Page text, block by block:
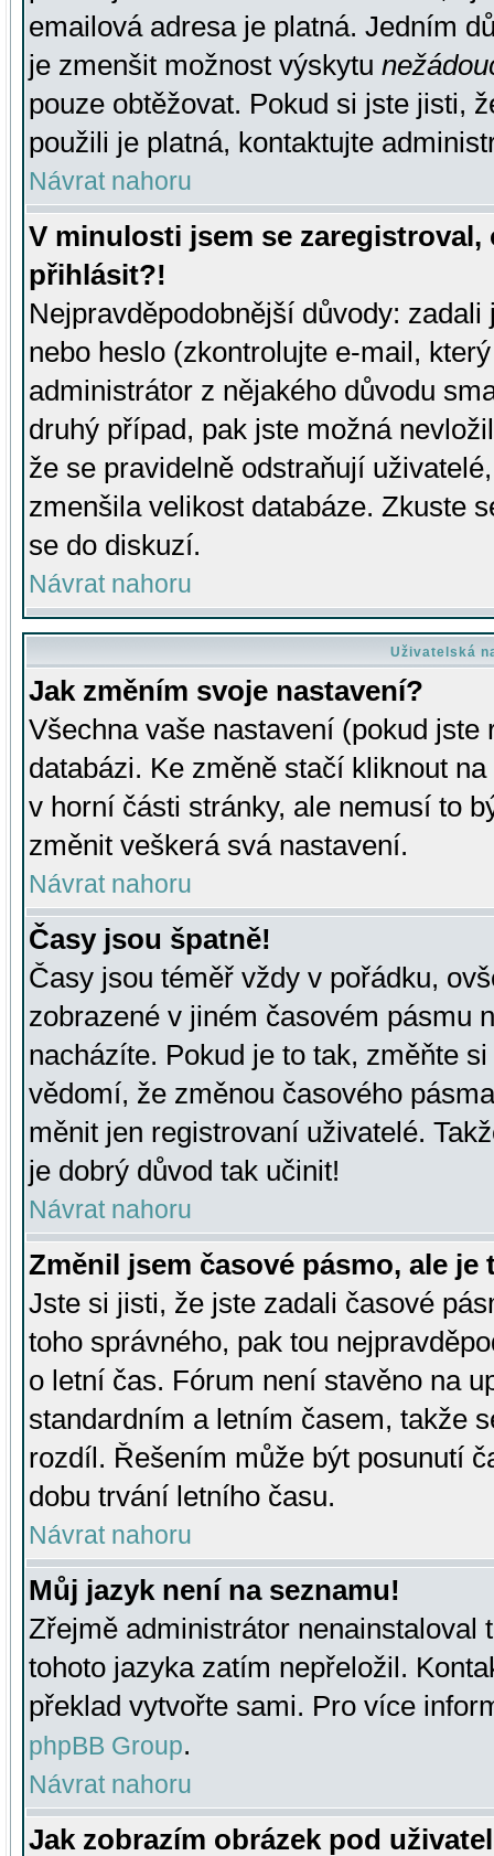
emailová adresa je platná. Jedním
je zmenšit možnost výskytu
pouze obtěžovat. Pokud si jste jisti,
použili je platná, kontaktujte
Návrat nahoru
V minulosti jsem se
přihlásit?!
Nejpravděpodobnější důvody:
nebo heslo (zkontrolujte e-mail,
administrátor z nějakého důvodu
druhý případ, pak jste možná
že se pravidelně odstraňují
zmenšila velikost databáze. Zkuste
se do diskuzí.
Návrat nahoru
Uživatelská
Jak změním svoje nastavení?
Všechna vaše nastavení (pokud
databázi. Ke změně stačí kliknout
v horní části stránky, ale nemusí to
změnit veškerá svá nastavení.
Návrat nahoru
Časy jsou špatně!
Časy jsou téměř vždy v pořádku,
zobrazené v jiném časovém pásmu
nacházíte. Pokud je to tak, změňte
vědomí, že změnou časového
měnit jen registrovaní uživatelé.
je dobrý důvod tak učinit!
Návrat nahoru
Změnil jsem časové pásmo, ale je
Jste si jisti, že jste zadali časové
toho správného, pak tou
o letní čas. Fórum není stavěno na
standardním a letním časem, takže
rozdíl. Řešením může být posunutí
dobu trvání letního času.
Návrat nahoru
Můj jazyk není na seznamu!
Zřejmě administrátor nenainstaloval
tohoto jazyka zatím nepřeložil.
překlad vytvořte sami. Pro více
phpBB Group.
Návrat nahoru
Jak zobrazím obrázek pod